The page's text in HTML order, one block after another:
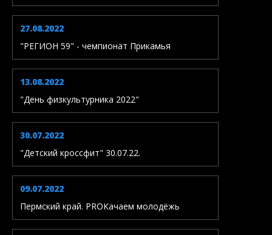
27.08.2022
"РЕГИОН 59" - чемпионат Прикамья
13.08.2022
"День физкультурника 2022"
30.07.2022
"Детский кроссфит" 30.07.22.
09.07.2022
Пермский край. PROКачаем молодёжь